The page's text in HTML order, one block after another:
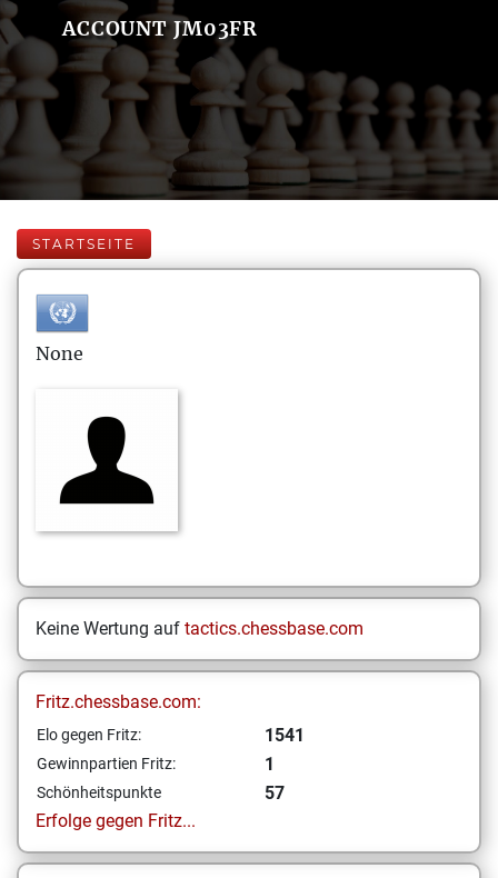
ACCOUNT JM03FR
STARTSEITE
None
Keine Wertung auf tactics.chessbase.com
Fritz.chessbase.com:
Elo gegen Fritz: 1541
Gewinnpartien Fritz: 1
Schönheitspunkte
57
Erfolge gegen Fritz...